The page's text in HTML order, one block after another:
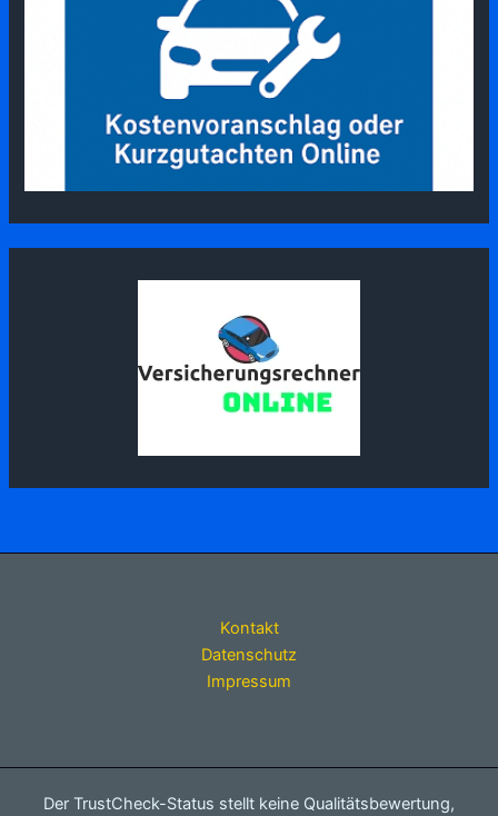
Kontakt
Datenschutz
Impressum
Der TrustCheck-Status stellt keine Qualitätsbewertung,